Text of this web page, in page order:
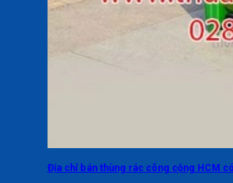
Địa chỉ bán thùng rác công cộng HCM